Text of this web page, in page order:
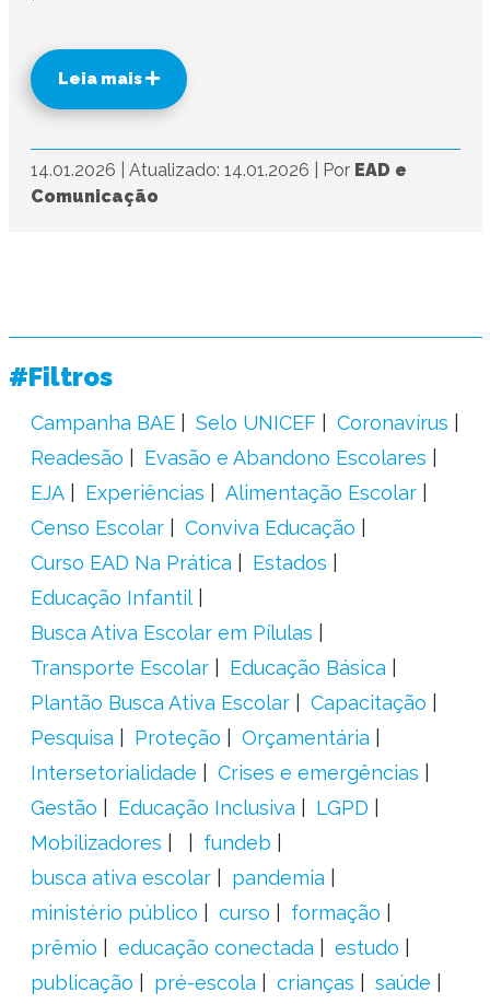
Leia mais
14.01.2026 Atualizado: 14.01.2026 Por EAD e
Comunicação
#Filtros
Campanha BAE Selo UNICEF
Coronavírus
Readesão
Evasão e Abandono Escolares
EJA
Experiências
Alimentação Escolar
Censo Escolar
Conviva Educação
Curso EAD Na Prática
Estados
Educação Infantil
Busca Ativa Escolar em Pílulas
Transporte Escolar
Educação Básica
Plantão Busca Ativa Escolar
Capacitação
Pesquisa
Proteção
Orçamentária
Intersetorialidade
Crises e emergências
Gestão
Educação Inclusiva
LGPD
Mobilizadores
fundeb
busca ativa escolar
pandemia
ministério público
curso
formação
prêmio
educação conectada
estudo
publicação
pré-escola crianças
saúde